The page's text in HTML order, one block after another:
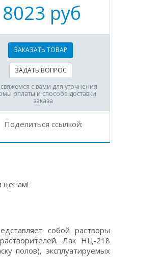
8023 руб
ЗАКАЗАТЬ ТОВАР
ЗАДАТЬ ВОПРОС
с вами для уточнения
оплаты и способа доставки
заказа
Поделиться ссылкой:
ценам!
собой растворы
Лак НЦ-218
полов), эксплуатируемых